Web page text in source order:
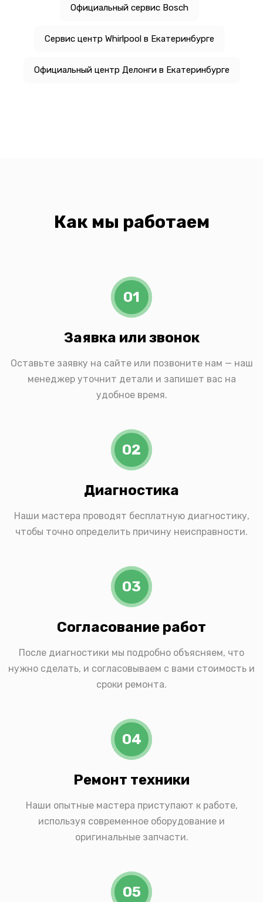
Официальный сервис Bosch
Сервис центр Whirlpool в Екатеринбурге
Официальный центр Делонги в Екатеринбурге
Как мы работаем
01
Заявка или звонок
Оставьте заявку на сайте или позвоните нам — наш
менеджер уточнит детали и запишет вас на
удобное время.
02
Диагностика
Наши мастера проводят бесплатную диагностику,
чтобы точно определить причину неисправности.
03
Согласование работ
После диагностики мы подробно объясняем, что
нужно сделать, и согласовываем с вами стоимость и
сроки ремонта.
04
Ремонт техники
Наши опытные мастера приступают к работе,
используя современное оборудование и
оригинальные запчасти.
05